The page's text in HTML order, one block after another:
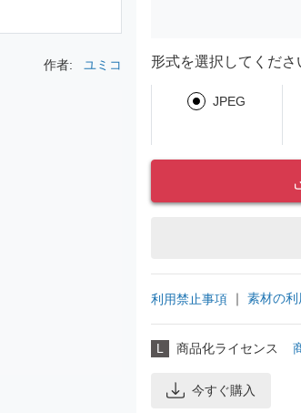
作者: ユミコ 形式を選択してくださ
JPEG
利用禁止事項 ｜ 素材の
L 商品化ライセンス
今すぐ購入